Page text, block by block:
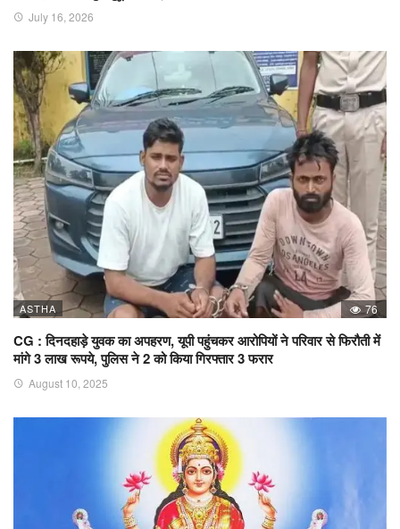
July 16, 2026
ASTHA 76
CG : दिनदहाड़े युवक का अपहरण, यूपी पहुंचकर आरोपियों ने परिवार से फिरौती में
मांगे 3 लाख रूपये, पुलिस ने 2 को किया गिरफ्तार 3 फरार
August 10, 2025